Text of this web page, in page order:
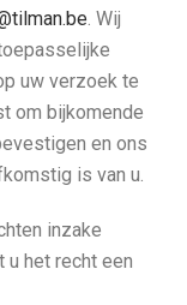
. Wij
uw verzoek te
om bijkomende
en ons
is van u.
inzake
u het recht een